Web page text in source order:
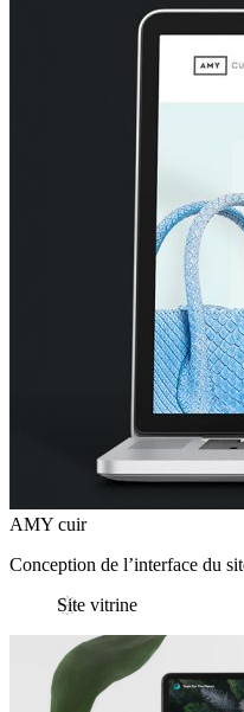
AMY cuir
Conception de l’interface du
Site vitrine